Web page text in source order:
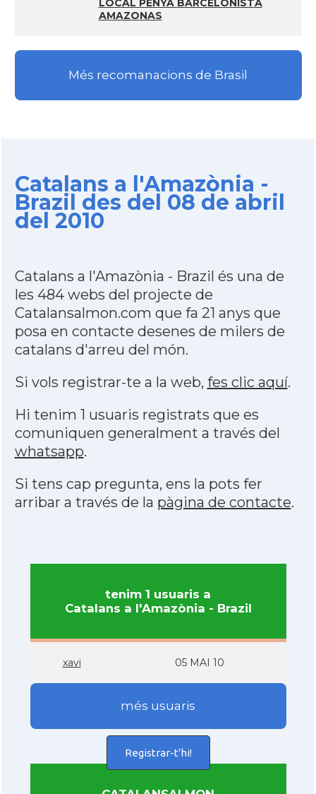
LOCAL PENYA BARCELONISTA
AMAZONAS
Més recomanacions de Brasil
Catalans a l'Amazònia -
Brazil des del 08 de abril
del 2010
Catalans a l'Amazònia - Brazil és una de
les 484 webs del projecte de
Catalansalmon.com que fa 21 anys que
posa en contacte desenes de milers de
catalans d'arreu del món.
Si vols registrar-te a la web, fes clic aquí.
Hi tenim 1 usuaris registrats que es
comuniquen generalment a través del
whatsapp.
Si tens cap pregunta, ens la pots fer
arribar a través de la pàgina de contacte.
tenim 1 usuaris a
Catalans a l'Amazònia - Brazil
xavi 05 MAI 10
més usuaris
Registrar-t'hi!